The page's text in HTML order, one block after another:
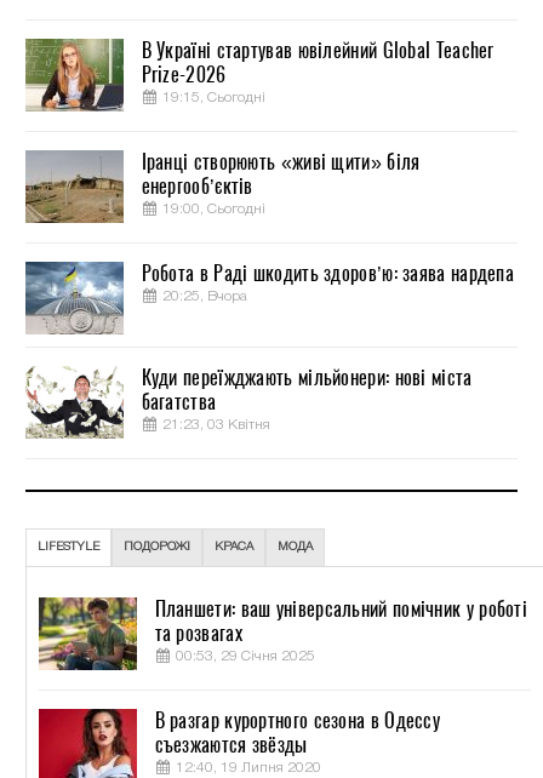
В Україні стартував ювілейний Global Teacher
Prize-2026
19:15, Сьогодні
Іранці створюють «живі щити» біля
енергооб’єктів
19:00, Сьогодні
Робота в Раді шкодить здоров’ю: заява нардепа
20:25, Вчора
Куди переїжджають мільйонери: нові міста
багатства
21:23, 03 Квітня
LIFESTYLE ПОДОРОЖІ КРАСА МОДА
Планшети: ваш універсальний помічник у роботі
та розвагах
00:53, 29 Січня 2025
В разгар курортного сезона в Одессу
съезжаются звёзды
12:40, 19 Липня 2020